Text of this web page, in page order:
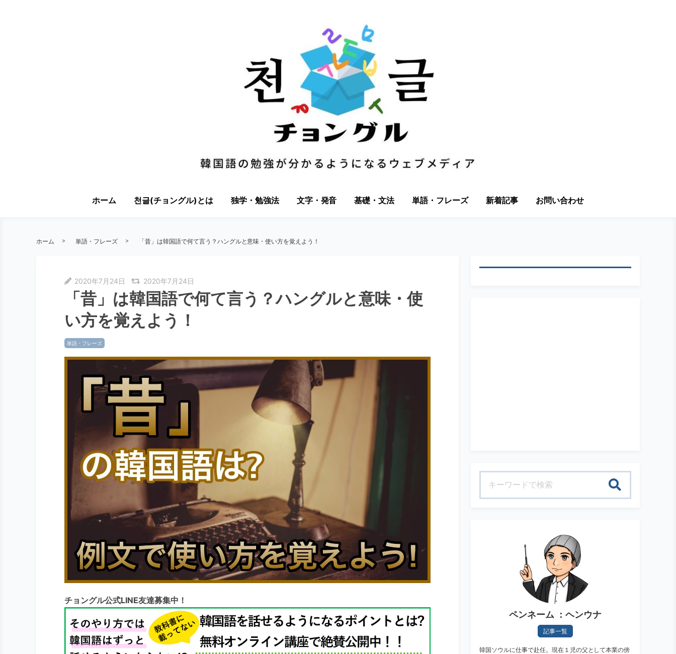
ホーム 천글(チョングル)とは 独学・勉強法 文字・発音 基礎・文法 単語・フレーズ 新着記事 お問い合わせ
ホーム 単語・フレーズ 「昔」は韓国語で何て言う？ハングルと意味・使い方を覚えよう！
2020年7月24日 2020年7月24日
「昔」は韓国語で何て言う？ハングルと意味・使
い方を覚えよう！
単語・フレーズ
チョングル公式LINE友達募集中！
ペンネーム ：ヘンウナ
記事一覧
韓国ソウルに仕事で赴任。現在１児の父として本業の傍